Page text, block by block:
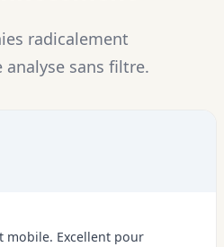
radicalement
sans filtre.
mobile. Excellent pour